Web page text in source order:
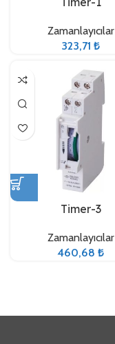
Zamanlayıcılar
323,71 ₺
Timer-3
Zamanlayıcılar
460,68 ₺